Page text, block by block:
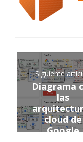
Siguiente
Diagrama
las
cloud de
Google